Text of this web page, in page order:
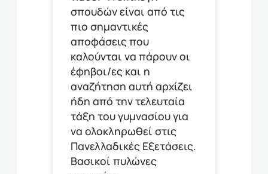
σπουδών είναι από τις
πιο σημαντικές
αποφάσεις που
καλούνται να πάρουν οι
έφηβοι/ες και η
αναζήτηση αυτή αρχίζει
ήδη από την τελευταία
τάξη του γυμνασίου για
να ολοκληρωθεί στις
Πανελλαδικές Εξετάσεις.
Βασικοί πυλώνες